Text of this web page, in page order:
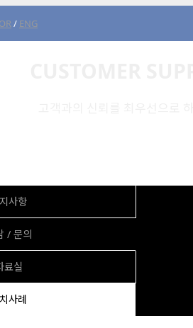
/ ENG
사항
/ 문의
료실
사례